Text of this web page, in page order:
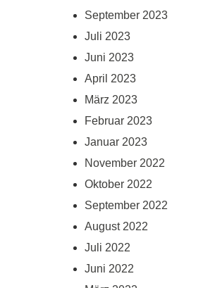
September 2023
Juli 2023
Juni 2023
April 2023
März 2023
Februar 2023
Januar 2023
November 2022
Oktober 2022
September 2022
August 2022
Juli 2022
Juni 2022